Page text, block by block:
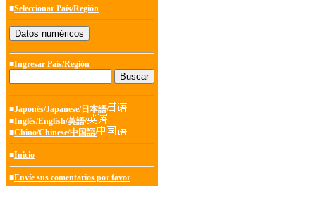
■Seleccionar País/Región
■Ingresar País/Región
■Japonés/Japanese/日本語/
■Inglés/English/英語/
■Chino/Chinese/中国語/
■Inicio
■Envíe sus comentarios por favor